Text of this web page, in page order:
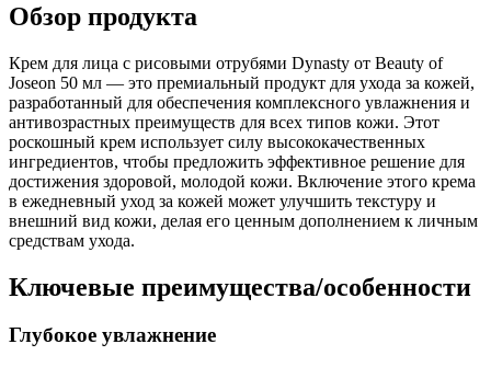
Обзор продукта
Крем для лица с рисовыми отрубями Dynasty от Beauty of
Joseon 50 мл — это премиальный продукт для ухода за кожей,
разработанный для обеспечения комплексного увлажнения и
антивозрастных преимуществ для всех типов кожи. Этот
роскошный крем использует силу высококачественных
ингредиентов, чтобы предложить эффективное решение для
достижения здоровой, молодой кожи. Включение этого крема
в ежедневный уход за кожей может улучшить текстуру и
внешний вид кожи, делая его ценным дополнением к личным
средствам ухода.
Ключевые преимущества/особенности
Глубокое увлажнение